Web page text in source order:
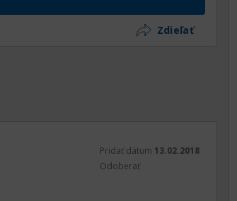
Zdieľať
Pridať dátum 13.02.2018
Odoberať